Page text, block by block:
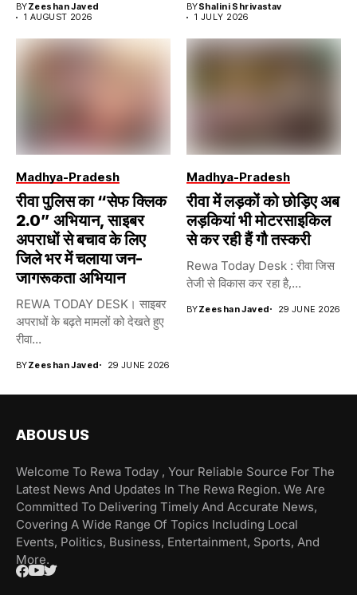
BYZeeshan Javed
1 AUGUST 2026
BYShalini Shrivastav
1 JULY 2026
Madhya-Pradesh
रीवा पुलिस का “सेफ क्लिक
2.0” अभियान, साइबर
अपराधों से बचाव के लिए
जिले भर में चलाया जन-
जागरूकता अभियान
REWA TODAY DESK। साइबर
अपराधों के बढ़ते मामलों को देखते हुए
रीवा...
BYZeeshan Javed 29 JUNE 2026
Madhya-Pradesh
रीवा में लड़कों को छोड़िए अब
लड़कियां भी मोटरसाइकिल
से कर रही हैं गौ तस्करी
Rewa Today Desk : रीवा जिस
तेजी से विकास कर रहा है,...
BYZeeshan Javed 29 JUNE 2026
ABOUS US
Welcome To Rewa Today , Your Reliable Source For The
Latest News And Updates In The Rewa Region. We Are
Committed To Delivering Timely And Accurate News,
Covering A Wide Range Of Topics Including Local
Events, Politics, Business, Entertainment, Sports, And
More.